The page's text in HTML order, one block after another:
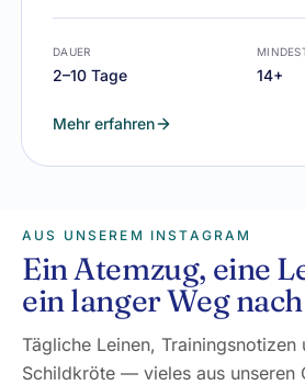
DAUER
2–10 Tage 14+
Mehr erfahren
AUS UNSEREM INSTAGRAM
Ein Atemzug, eine
ein langer Weg
Tägliche Leinen,
Schildkröte — vieles aus unseren